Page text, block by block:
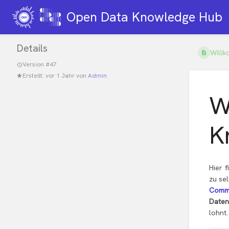
Open Data Knowledge Hub
Details
Version #47
Erstellt: vor 1 Jahrvon Admin
Hier
zu